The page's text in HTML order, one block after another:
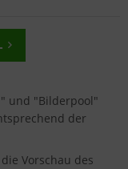
und "Bilderpool"
der
Vorschau des